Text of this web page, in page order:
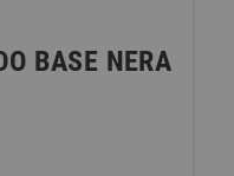
BASE NERA